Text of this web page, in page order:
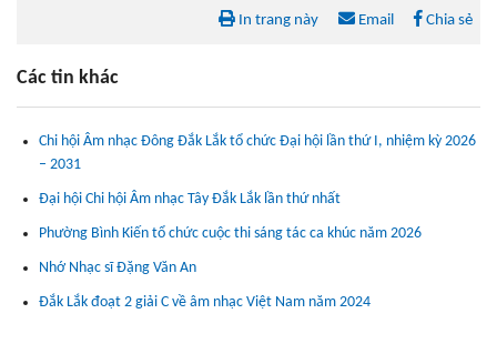
In trang này Email Chia sẻ
Các tin khác
Chi hội Âm nhạc Đông Đắk Lắk tổ chức Đại hội lần thứ I, nhiệm kỳ 2026
– 2031
Đại hội Chi hội Âm nhạc Tây Đắk Lắk lần thứ nhất
Phường Bình Kiến tổ chức cuộc thi sáng tác ca khúc năm 2026
Nhớ Nhạc sĩ Đặng Văn An
Đắk Lắk đoạt 2 giải C về âm nhạc Việt Nam năm 2024